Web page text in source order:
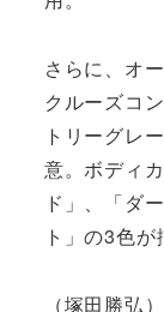
さらに、オ
クルーズコ
トリーグレ
意。ボディ
ド」、「ダ
ト」の3色が
（塚田勝弘）